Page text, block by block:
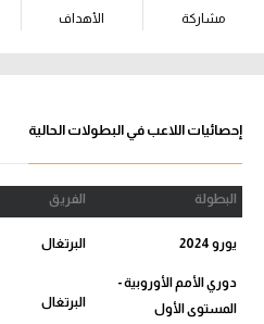
ركن الألعاب
الدوري الإنجليزي الممتاز
الدوري الإسباني
الدوري الألماني
مشاركة الأهداف
إحصائيات اللاعب في البطولات الحالية
البطولة الفريق
يورو 2024 البرتغال
دوري الأمم الأوروبية -
المستوى الأول
البرتغال